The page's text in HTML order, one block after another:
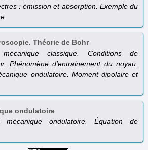
: émission et absorption. Exemple du
Théorie de Bohr
classique. Conditions de
Phénomène d'entrainement du noyau.
ondulatoire. Moment dipolaire et
ondulatoire
ondulatoire. Équation de